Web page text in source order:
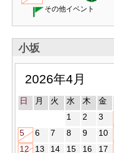
その他イベント
小坂
2026年4月
日 月 火 水 木 金
1
2 3
5
6 7 8 9 10
12
13 14 15 16 17